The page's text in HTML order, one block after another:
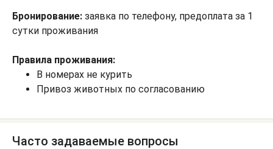
Бронирование: заявка по телефону, предоплата за 1
сутки проживания
Правила проживания:
В номерах не курить
Привоз животных по согласованию
Часто задаваемые вопросы